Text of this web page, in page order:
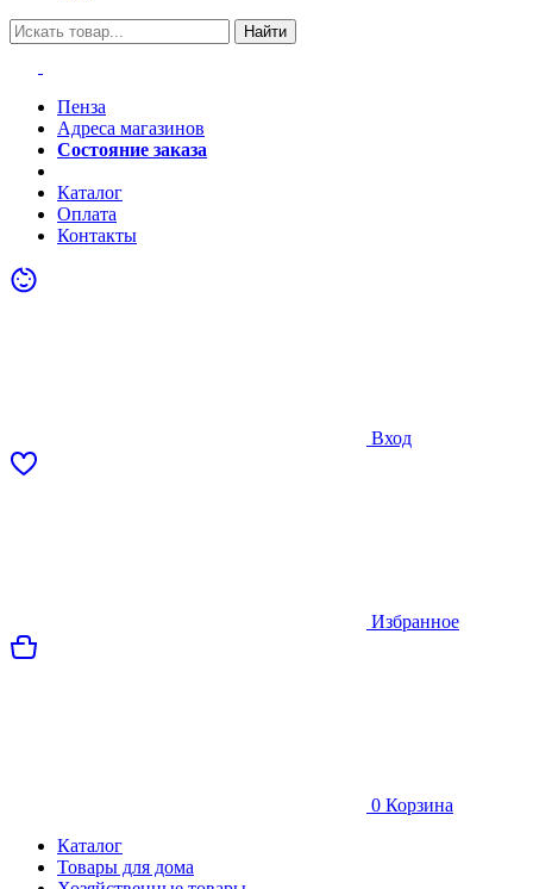
Найти
Пенза
Адреса магазинов
Состояние заказа
Каталог
Оплата
Контакты
Вход
Избранное
0 Корзина
Каталог
Товары для дома